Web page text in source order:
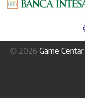
© 2026 Game Centar